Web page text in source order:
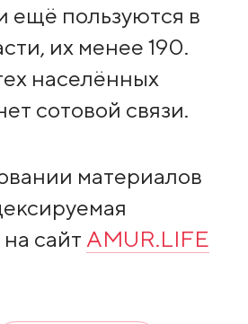
ещё пользуются в
их менее 190.
населённых
сотовой связи.
материалов
сайт AMUR.LIFE